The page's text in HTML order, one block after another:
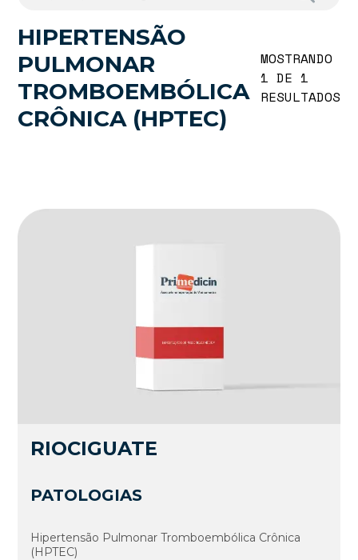
HIPERTENSÃO
PULMONAR
TROMBOEMBÓLICA
CRÔNICA (HPTEC)
MOSTRANDO
1 DE 1
RESULTADOS
RIOCIGUATE
PATOLOGIAS
Hipertensão Pulmonar Tromboembólica Crônica
(HPTEC)